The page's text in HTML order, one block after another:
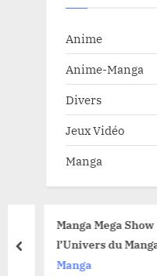
Anime
Anime-Manga
Divers
Jeux Vidéo
Manga
Manga Mega Show :
l’Univers du Manga
Manga
prev